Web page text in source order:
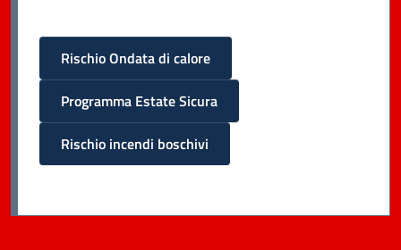
Rischio Ondata di calore
Programma Estate Sicura
Rischio incendi boschivi